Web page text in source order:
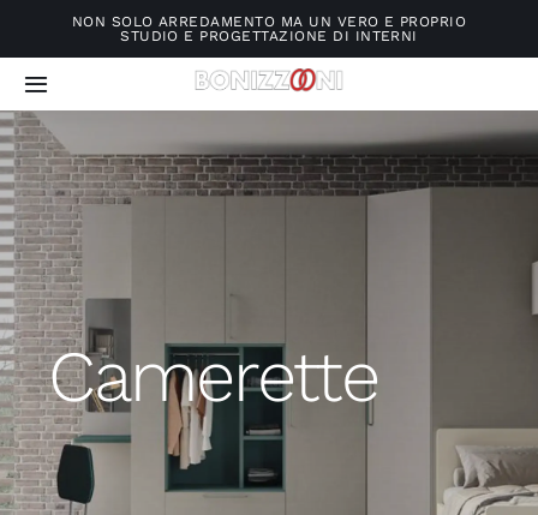
contenuto
NON SOLO ARREDAMENTO MA UN VERO E PROPRIO
STUDIO E PROGETTAZIONE DI INTERNI
Toggle
Navigation
Home
Materassi e reti
Camerette